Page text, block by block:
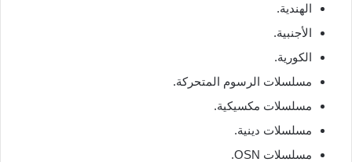
الهندية.
الأجنبية.
الكورية.
مسلسلات الرسوم المتحركة.
مسلسلات مكسيكية.
مسلسلات دينية.
مسلسلات OSN.